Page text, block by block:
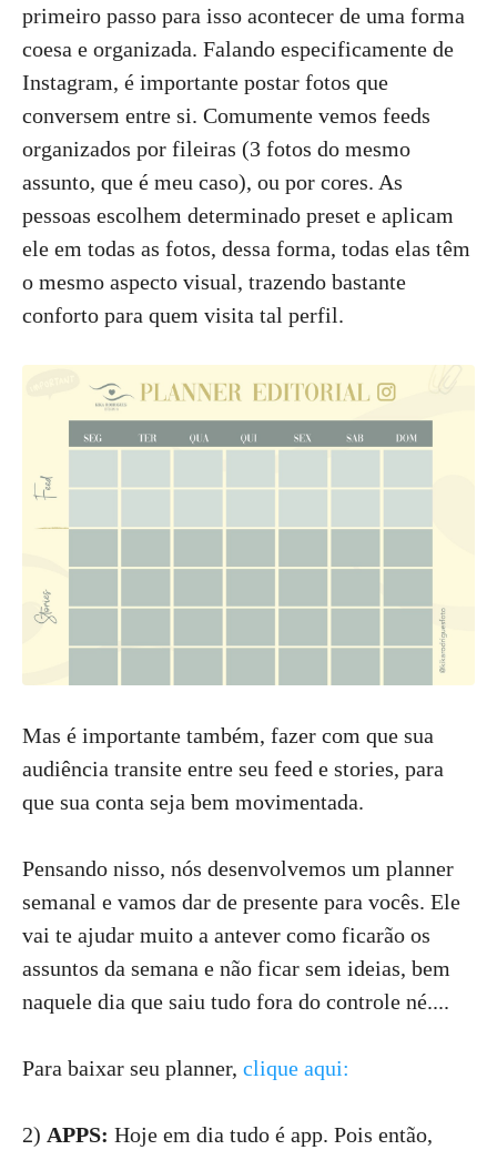
primeiro passo para isso acontecer de uma forma
coesa e organizada. Falando especificamente de
Instagram, é importante postar fotos que
conversem entre si. Comumente vemos feeds
organizados por fileiras (3 fotos do mesmo
assunto, que é meu caso), ou por cores. As
pessoas escolhem determinado preset e aplicam
ele em todas as fotos, dessa forma, todas elas têm
o mesmo aspecto visual, trazendo bastante
conforto para quem visita tal perfil.
Mas é importante também, fazer com que sua
audiência transite entre seu feed e stories, para
que sua conta seja bem movimentada.
Pensando nisso, nós desenvolvemos um planner
semanal e vamos dar de presente para vocês. Ele
vai te ajudar muito a antever como ficarão os
assuntos da semana e não ficar sem ideias, bem
naquele dia que saiu tudo fora do controle né....
Para baixar seu planner, clique aqui:
2) APPS: Hoje em dia tudo é app. Pois então,